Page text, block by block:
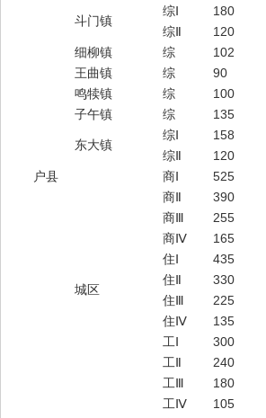
斗门镇
综Ⅰ 180
综Ⅱ
120
细柳镇
综 102
王曲镇 综 90
鸣犊镇
综 100
子午镇
综 135
东大镇
综Ⅰ 158
综Ⅱ
120
户县
城区
商Ⅰ 525
商Ⅱ 390
商Ⅲ
255
商Ⅳ 165
住Ⅰ
435
住Ⅱ 330
住Ⅲ
225
住Ⅳ 135
工Ⅰ
300
工Ⅱ 240
工Ⅲ
180
工Ⅳ 105